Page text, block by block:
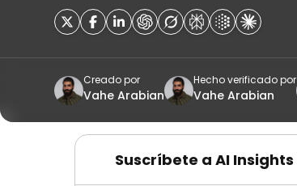
Creado por
Vahe Arabian
Hecho verificado por
Vahe Arabian
Suscríbete a AI Insights